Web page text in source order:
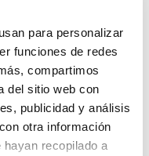
para personalizar
funciones de redes
compartimos
del sitio web con
publicidad y análisis
otra información
recopilado a
2, 26370 Navarrete (La
La Rioja: Tomo 540, Folio
Asiento 2164.